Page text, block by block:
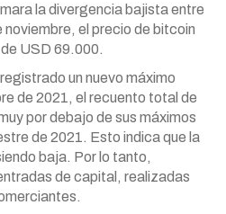
la divergencia bajista entre
noviembre, el precio de bitcoin
USD 69.000.
un nuevo máximo
de 2021, el recuento total de
por debajo de sus máximos
de 2021. Esto indica que la
baja. Por lo tanto,
de capital, realizadas